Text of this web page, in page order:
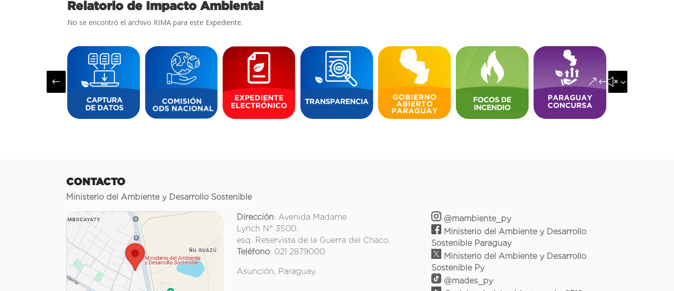
Relatorio de Impacto Ambiental
No se encontró el archivo RIMA para este Expediente.
# &#x35;
CONTACTO
Ministerio del Ambiente y Desarrollo Sostenible
Dirección: Avenida Madame
Lynch N° 3500.
esq. Reservista de la Guerra del Chaco.
Teléfono: 021 2879000
Asunción, Paraguay.
@mambiente_py
Ministerio del Ambiente y Desarrollo
Sostenible Paraguay
Ministerio del Ambiente y Desarrollo
Sostenible Py
@mades_py